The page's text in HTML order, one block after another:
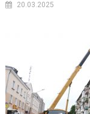
20.03.2025